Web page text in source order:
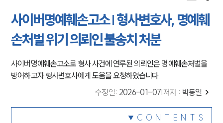
사이버명예훼손고소 | 형사변호사, 명예훼
손처벌 위기 의뢰인 불송치 처분
사이버명예훼손고소로 형사 사건에 연루된 의뢰인은 명예훼손처벌을
방어하고자 형사변호사에게 도움을 요청하였습니다.
수정일: 2026-01-07 저자 : 박동일
CONTENTS